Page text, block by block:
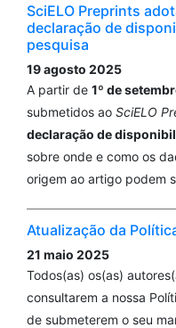
SciELO Preprints
declaração de
pesquisa
19 agosto 2025
A partir de 1º de
submetidos ao SciELO
declaração de
sobre onde e como os
origem ao artigo podem
Atualização da
21 maio 2025
Todos(as) os(as)
consultarem a nossa
de submeterem o seu